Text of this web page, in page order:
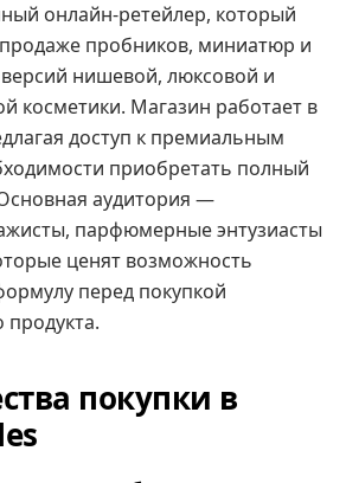
онлайн-ретейлер, который
пробников, миниатюр и
нишевой, люксовой и
косметики. Магазин работает в
доступ к премиальным
приобретать полный
аудитория —
парфюмерные энтузиасты
ценят возможность
перед покупкой
покупки в